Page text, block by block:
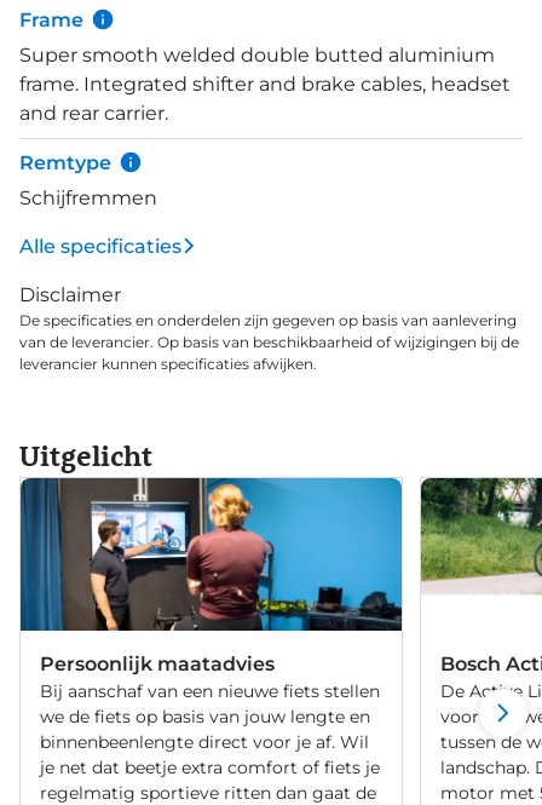
bediening van de motor vindt centraal plaats op
het stuur dmv de Bosch Intuvia controller. Duidelijk
afleesbaar en eenvoudig in het gebruik. De
Shimano Nexus versnellingsnaaf met 8
versnellingen en de verende zadelpen maken de E-
Nova EVO compleet.
Frame
Super smooth welded double butted aluminium
frame. Integrated shifter and brake cables, headset
and rear carrier.
Remtype
Schijfremmen
Alle specificaties
Disclaimer
De specificaties en onderdelen zijn gegeven op basis van aanlevering
van de leverancier. Op basis van beschikbaarheid of wijzigingen bij de
leverancier kunnen specificaties afwijken.
Uitgelicht
Persoonlijk maatadvies
Bij aanschaf van een nieuwe fiets stellen
we de fiets op basis van jouw lengte en
binnenbeenlengte direct voor je af. Wil
je net dat beetje extra comfort of fiets je
regelmatig sportieve ritten dan gaat de
Bosch
De Active
voor elke
tussen de
landschap.
motor met